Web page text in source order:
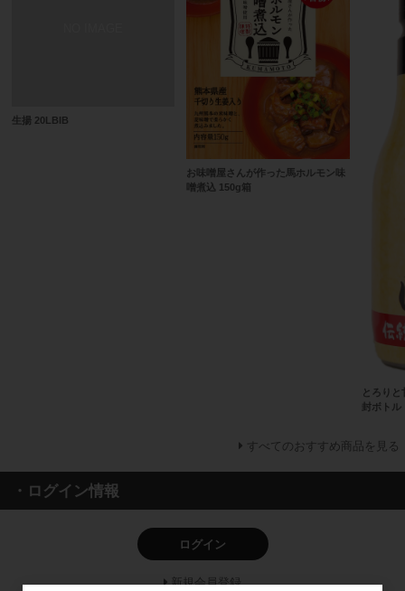
生揚 20LBIB
お味噌屋さんが作った馬ホルモン味
噌煮込 150g箱
とろり
封ボトル
すべてのおすすめ商品を見る
・ログイン情報
ログイン
新規会員登録